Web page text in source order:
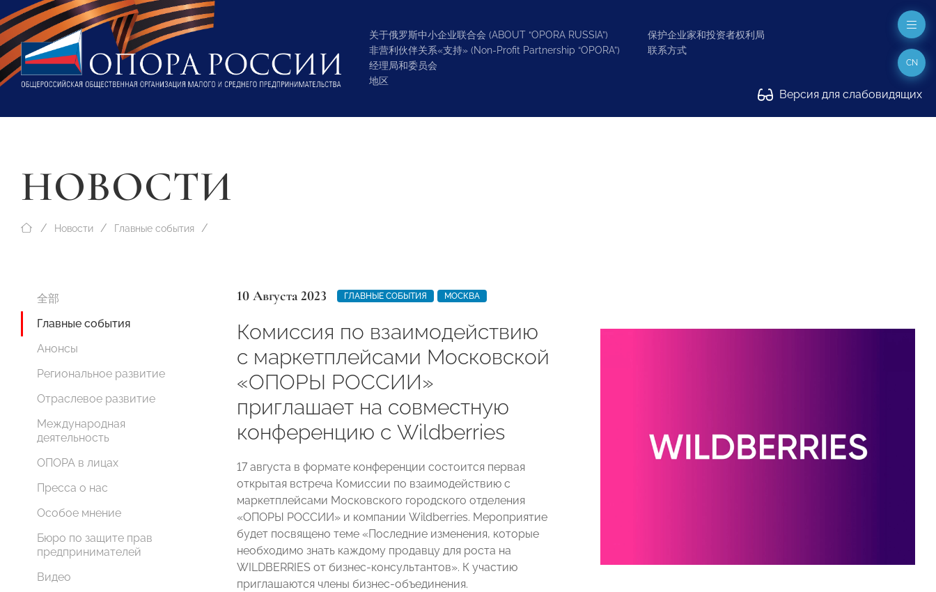
关于俄罗斯中小企业联合会 (ABOUT “OPORA RUSSIA”)
非营利伙伴关系«支持» (Non-Profit Partnership “OPORA”)
经理局和委员会
地区
保护企业家和投资者权利局
联系方式
Версия для слабовидящих
CN
НОВОСТИ
Новости Главные события
全部
Главные события
Анонсы
Региональное развитие
Отраслевое развитие
Международная
деятельность
ОПОРА в лицах
Пресса о нас
Особое мнение
Бюро по защите прав
предпринимателей
Видео
10 Августа 2023 ГЛАВНЫЕ СОБЫТИЯ МОСКВА
Комиссия по взаимодействию
с маркетплейсами Московской
«ОПОРЫ РОССИИ»
приглашает на совместную
конференцию с Wildberries
17 августа в формате конференции состоится первая
открытая встреча Комиссии по взаимодействию с
маркетплейсами Московского городского отделения
«ОПОРЫ РОССИИ» и компании Wildberries. Мероприятие
будет посвящено теме «Последние изменения, которые
необходимо знать каждому продавцу для роста на
WILDBERRIES от бизнес-консультантов». К участию
приглашаются члены бизнес-объединения.